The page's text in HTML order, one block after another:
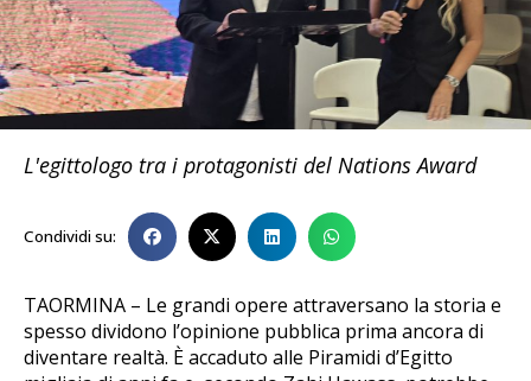
L'egittologo tra i protagonisti del Nations Award
Condividi su:
TAORMINA – Le grandi opere attraversano la storia e
spesso dividono l’opinione pubblica prima ancora di
diventare realtà. È accaduto alle Piramidi d’Egitto